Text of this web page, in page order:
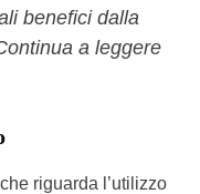
benefici dalla
a leggere
riguarda l’utilizzo